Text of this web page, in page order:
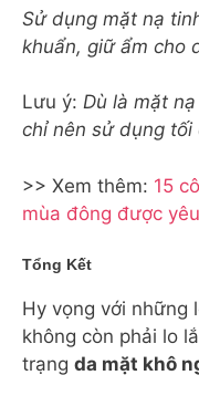
Sử dụng mặt nạ
khuẩn, giữ ẩm cho
Lưu ý: Dù là mặt
chỉ nên sử dụng tối
>> Xem thêm: 15
mùa đông được
Tổng Kết
Hy vọng với những
không còn phải lo
trạng da mặt khô